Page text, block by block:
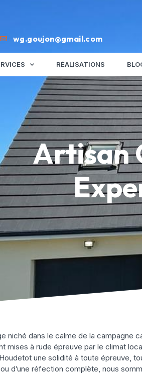
wg.goujon@gmail.com
RÉALISATIONS
Artisan
niché dans le calme de la campagne
mises à rude épreuve par le climat
une solidité à toute épreuve,
d’une réfection complète, nous